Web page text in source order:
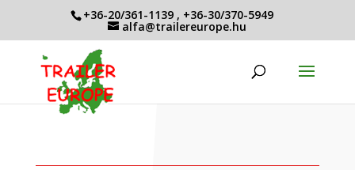
+36-20/361-1139 , +36-30/370-5949
alfa@trailereurope.hu